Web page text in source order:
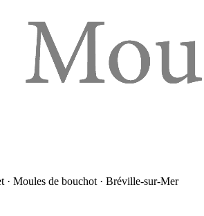
· Moules de bouchot · Bréville-sur-Mer